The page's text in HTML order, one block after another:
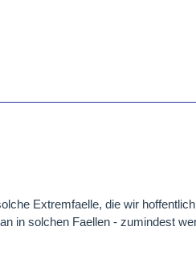
Extremfaelle, die wir
in solchen Faellen - zumindest